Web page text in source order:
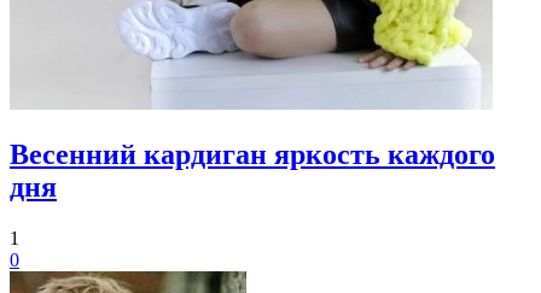
Весенний кардиган яркость каждого
дня
1
0